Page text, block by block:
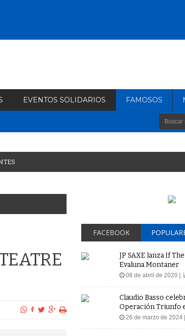
EVENTOS SOLIDARIOS FAMOSOS
TES
FACEBOOK
JP SAXE lanza If
Evaluna Montaner
08 de abril de 2020 |
Claudio Basso
Operación Triunfo
26 de marzo de 2024 |